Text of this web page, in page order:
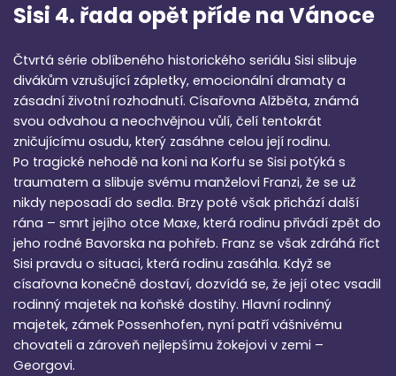
Sisi 4. řada opět příde na Vánoce
Čtvrtá série oblíbeného historického seriálu Sisi slibuje
divákům vzrušující zápletky, emocionální dramaty a
zásadní životní rozhodnutí. Císařovna Alžběta, známá
svou odvahou a neochvějnou vůlí, čelí tentokrát
zničujícímu osudu, který zasáhne celou její rodinu.
Po tragické nehodě na koni na Korfu se Sisi potýká s
traumatem a slibuje svému manželovi Franzi, že se už
nikdy neposadí do sedla. Brzy poté však přichází další
rána – smrt jejího otce Maxe, která rodinu přivádí zpět do
jeho rodné Bavorska na pohřeb. Franz se však zdráhá říct
Sisi pravdu o situaci, která rodinu zasáhla. Když se
císařovna konečně dostaví, dozvídá se, že její otec vsadil
rodinný majetek na koňské dostihy. Hlavní rodinný
majetek, zámek Possenhofen, nyní patří vášnivému
chovateli a zároveň nejlepšímu žokejovi v zemi –
Georgovi.